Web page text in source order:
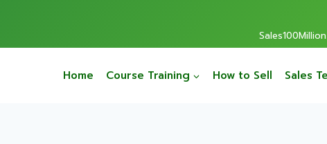
Home Course Training How to Sell Sales